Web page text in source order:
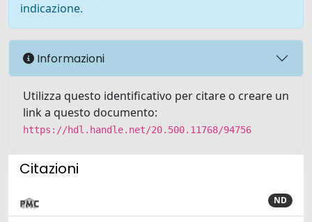
indicazione.
Informazioni
Utilizza questo identificativo per citare o creare un
link a questo documento:
https://hdl.handle.net/20.500.11768/94756
Citazioni
ND